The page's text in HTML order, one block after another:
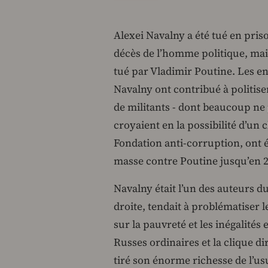
Alexei Navalny a été tué en
décès de l’homme politique,
tué par Vladimir Poutine. Les
Navalny ont contribué à
de militants - dont beaucoup
croyaient en la possibilité d’un
Fondation anti-corruption, ont
masse contre Poutine jusqu’en
Navalny était l’un des auteurs
droite, tendait à problématiser
sur la pauvreté et les inégalités
Russes ordinaires et la clique
tiré son énorme richesse de